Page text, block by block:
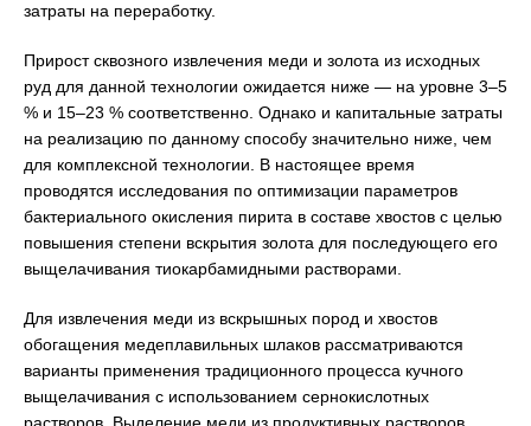
затраты на переработку.
Прирост сквозного извлечения меди и золота из исходных
руд для данной технологии ожидается ниже — на уровне 3–5
% и 15–23 % соответственно. Однако и капитальные затраты
на реализацию по данному способу значительно ниже, чем
для комплексной технологии. В настоящее время
проводятся исследования по оптимизации параметров
бактериального окисления пирита в составе хвостов с целью
повышения степени вскрытия золота для последующего его
выщелачивания тиокарбамидными растворами.
Для извлечения меди из вскрышных пород и хвостов
обогащения медеплавильных шлаков рассматриваются
варианты применения традиционного процесса кучного
выщелачивания с использованием сернокислотных